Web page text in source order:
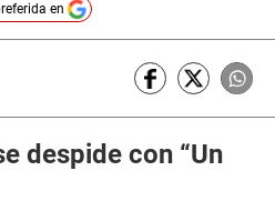
en
despide con “Un